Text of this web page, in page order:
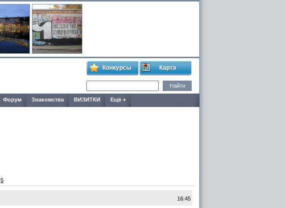
Конкурсы Карта
Форум Знакомства ВИЗИТКИ Ещё +
5
16:45